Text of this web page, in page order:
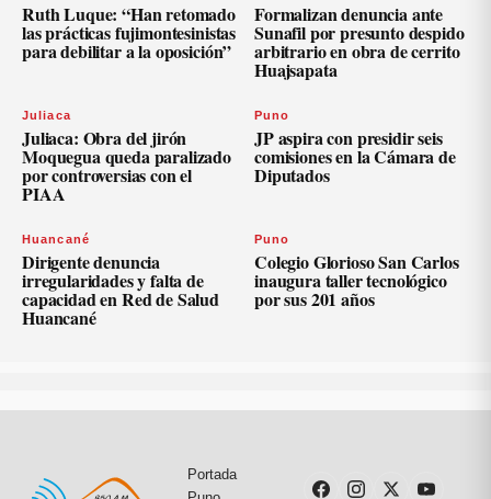
Ruth Luque: “Han retomado
las prácticas fujimontesinistas
para debilitar a la oposición”
Formalizan denuncia ante
Sunafil por presunto despido
arbitrario en obra de cerrito
Huajsapata
Juliaca
Juliaca: Obra del jirón
Moquegua queda paralizado
por controversias con el
PIAA
Puno
JP aspira con presidir seis
comisiones en la Cámara de
Diputados
Huancané
Dirigente denuncia
irregularidades y falta de
capacidad en Red de Salud
Huancané
Puno
Colegio Glorioso San Carlos
inaugura taller tecnológico
por sus 201 años
Portada